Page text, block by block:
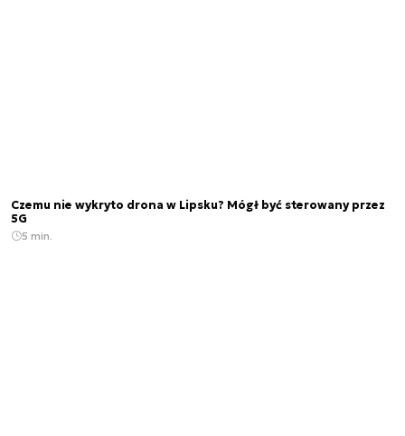
Czemu nie wykryto drona w Lipsku? Mógł być sterowany przez
5G
5 min.